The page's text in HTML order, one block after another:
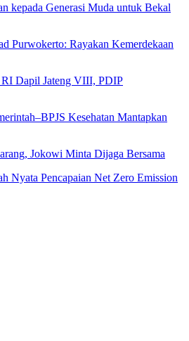
kepada Generasi Muda untuk Bekal
Purwokerto: Rayakan Kemerdekaan
RI Dapil Jateng VIII, PDIP
Kesehatan Mantapkan
Jokowi Minta Dijaga Bersama
Nyata Pencapaian Net Zero Emission